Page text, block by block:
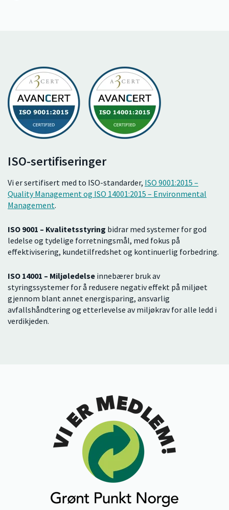
ISO-sertifiseringer
Vi er sertifisert med to ISO-standarder, ISO 9001:2015 –
Quality Management og ISO 14001:2015 – Environmental
Management.
ISO 9001 – Kvalitetsstyring bidrar med systemer for god
ledelse og tydelige forretningsmål, med fokus på
effektivisering, kundetilfredshet og kontinuerlig forbedring.
ISO 14001 – Miljøledelse innebærer bruk av
styringssystemer for å redusere negativ effekt på miljøet
gjennom blant annet energisparing, ansvarlig
avfallshåndtering og etterlevelse av miljøkrav for alle ledd i
verdikjeden.